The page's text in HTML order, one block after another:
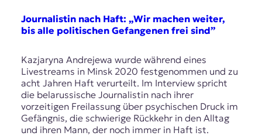
Journalistin nach Haft: „Wir machen weiter,
bis alle politischen Gefangenen frei sind”
Kazjaryna Andrejewa wurde während eines
Livestreams in Minsk 2020 festgenommen und zu
acht Jahren Haft verurteilt. Im Interview spricht
die belarussische Journalistin nach ihrer
vorzeitigen Freilassung über psychischen Druck im
Gefängnis, die schwierige Rückkehr in den Alltag
und ihren Mann, der noch immer in Haft ist.